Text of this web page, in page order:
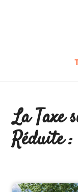
La Taxe
Réduite :